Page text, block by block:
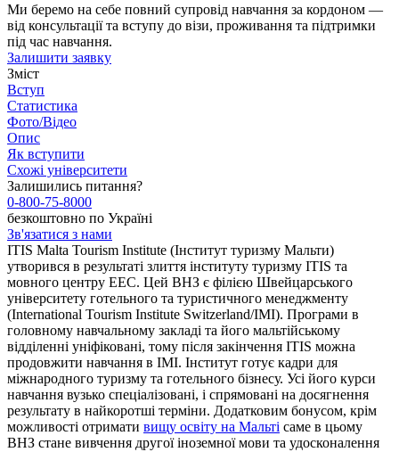
Ми беремо на себе повний супровід навчання за кордоном —
від консультації та вступу до візи, проживання та підтримки
під час навчання.
Залишити заявку
Зміст
Вступ
Статистика
Фото/Відео
Опис
Як вступити
Схожі університети
Залишились питання?
0-800-75-8000
безкоштовно по Україні
Зв'язатися з нами
ITIS Malta Tourism Institute (Інститут туризму Мальти)
утворився в результаті злиття інституту туризму ITIS та
мовного центру EEC. Цей ВНЗ є філією Швейцарського
університету готельного та туристичного менеджменту
(International Tourism Institute Switzerland/IMI). Програми в
головному навчальному закладі та його мальтійському
відділенні уніфіковані, тому після закінчення ITIS можна
продовжити навчання в IMI. Інститут готує кадри для
міжнародного туризму та готельного бізнесу. Усі його курси
навчання вузько спеціалізовані, і спрямовані на досягнення
результату в найкоротші терміни. Додатковим бонусом, крім
можливості отримати вищу освіту на Мальті саме в цьому
ВНЗ стане вивчення другої іноземної мови та удосконалення